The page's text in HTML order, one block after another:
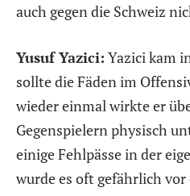
auch gegen die Schweiz
Yusuf Yazici: Yazici kam
sollte die Fäden im
wieder einmal wirkte er
Gegenspielern physisch
einige Fehlpässe in der
wurde es oft gefährlich